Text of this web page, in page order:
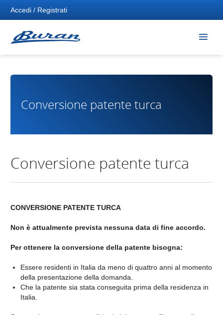
Conversione patente turca
Conversione patente turca
CONVERSIONE PATENTE TURCA
Non è attualmente prevista nessuna data di fine accordo.
Per ottenere la conversione della patente bisogna:
Essere residenti in Italia da meno di quattro anni al momento
della presentazione della domanda.
Che la patente sia stata conseguita prima della residenza in
Italia.
Accedi / Registrati